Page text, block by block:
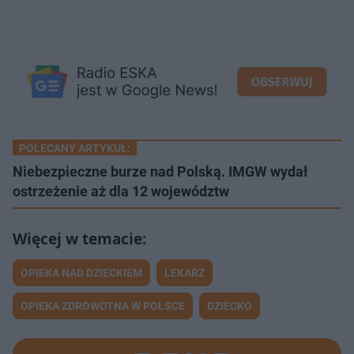
POLECANY ARTYKUŁ:
Niebezpieczne burze nad Polską. IMGW wydał
ostrzeżenie aż dla 12 województw
OPIEKA NAD DZIECKIEM LEKARZ
OPIEKA ZDROWOTNA W POLSCE DZIECKO